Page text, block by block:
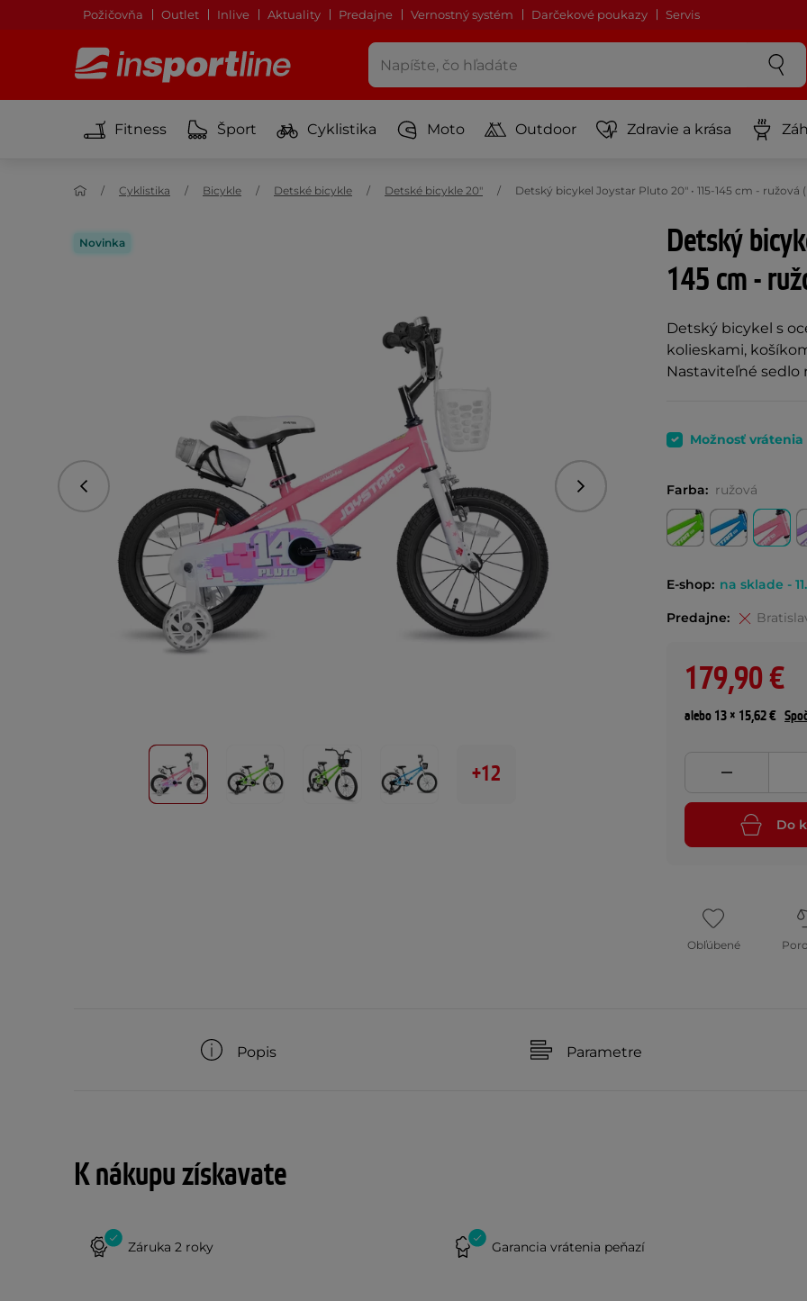
Požičovňa Outlet Inlive Aktuality Predajne Vernostný systém Darčekové poukazy Servis
Fitness Šport Cyklistika Moto Outdoor Zdravie a krása
Cyklistika Bicykle Detské bicykle Detské bicykle 20" Detský bicykel Joystar Pluto 20" • 115-145 cm -
Detský
145 cm -
Detský bicykel s
kolieskami,
Nastaviteľné sedlo
Novinka
Predchádzajúce Nasledujúce
+12
Možnosť
Farba: ružová
E-shop: na sklade -
Predajne:
179,90 €
alebo 13 × 15,62 €
Do
Obľúbené
Popis Parametre
K nákupu získavate
Záruka 2 roky Garancia vrátenia peňazí